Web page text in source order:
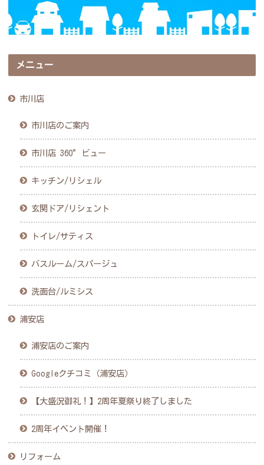
メニュー
市川店
市川店のご案内
市川店 360°ビュー
キッチン/リシェル
玄関ドア/リシェント
トイレ/サティス
バスルーム/スパージュ
洗面台/ルミシス
浦安店
浦安店のご案内
Googleクチコミ（浦安店）
【大盛況御礼！】2周年夏祭り終了しました
2周年イベント開催！
リフォーム